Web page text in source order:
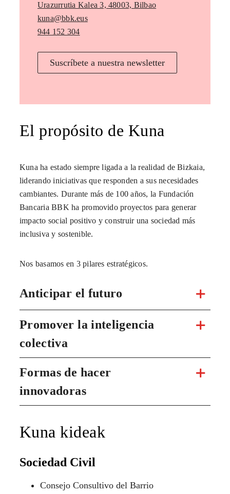
Urazurrutia Kalea 3, 48003, Bilbao
kuna@bbk.eus
944 152 304
Suscríbete a nuestra newsletter
El propósito de Kuna
Kuna ha estado siempre ligada a la realidad de Bizkaia,
liderando iniciativas que responden a sus necesidades
cambiantes. Durante más de 100 años, la Fundación
Bancaria BBK ha promovido proyectos para generar
impacto social positivo y construir una sociedad más
inclusiva y sostenible.
Nos basamos en 3 pilares estratégicos.
Anticipar el futuro
Promover la inteligencia
colectiva
Formas de hacer
innovadoras
Kuna kideak
Sociedad Civil
Consejo Consultivo del Barrio